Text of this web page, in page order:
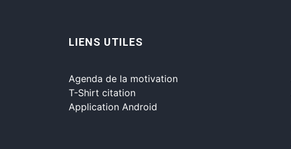
LIENS UTILES
Agenda de la motivation
T-Shirt citation
Application Android